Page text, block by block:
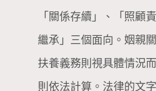
「關係存續」、「照顧
繼承」三個面向。姻親
扶養義務則視具體情況
則依法計算。法律的文